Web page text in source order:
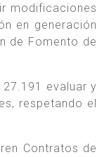
modificaciones
en generación
de Fomento de
evaluar y
respetando el
Contratos de